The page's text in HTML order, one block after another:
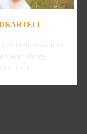
dritte November-
jeder Menge
Da...